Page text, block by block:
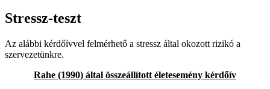
Stressz-teszt
Az alábbi kérdőívvel felmérhető a stressz által okozott rizikó a
szervezetünkre.
Rahe (1990) által összeállított életesemény kérdőív